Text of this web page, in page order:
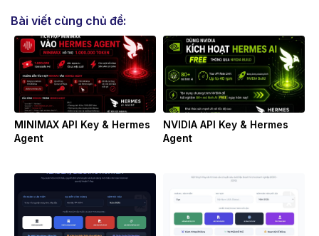
Bài viết cùng chủ đề:
MINIMAX API Key & Hermes
Agent
NVIDIA API Key & Hermes
Agent